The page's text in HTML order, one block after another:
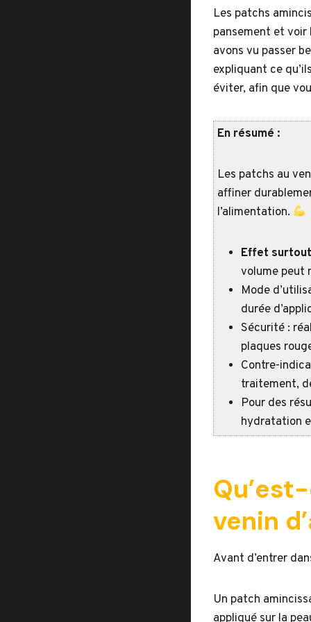
Les patchs
pansement et voir
avons vu passer
expliquant ce
éviter, afin que
En résumé :
Les patchs au
affiner
l’alimentation.
Effet
volume peut
Mode
durée
Sécurité :
plaques
Contre-
traitement,
Pour des
hydratation
venin
Avant d’entrer
Un patch
appliqué sur la